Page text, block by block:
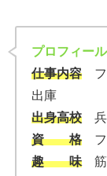
プロフィール
仕事内容
出庫
出身高校
資 格
趣 味